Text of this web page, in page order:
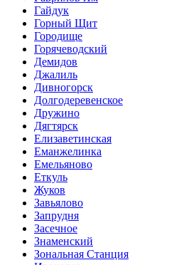
Гайдук
Горный Щит
Городище
Горячеводский
Демидов
Джалиль
Дивногорск
Долгодеревенское
Дружино
Дягтярск
Елизаветинская
Еманжелинка
Емельяново
Еткуль
Жуков
Завьялово
Запрудня
Засечное
Знаменский
Зональная Станция